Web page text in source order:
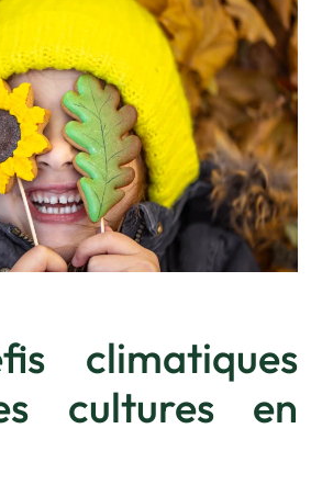
climatiques
cultures en